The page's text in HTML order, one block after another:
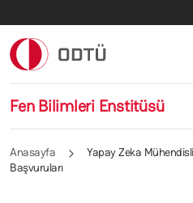
Fen Bilimleri Enstitüsü
Anasayfa
Yapay Zeka
Başvuruları